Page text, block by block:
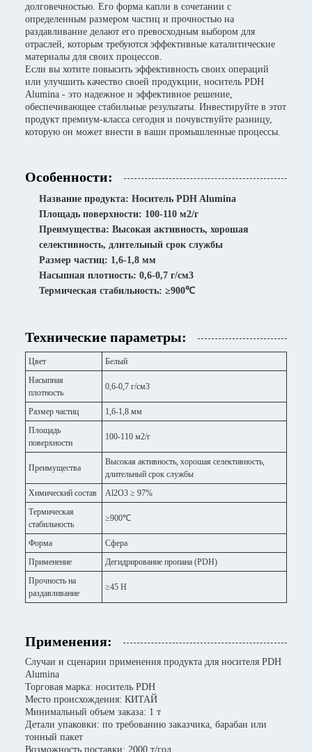
долговечностью. Его форма капли в сочетании с
определенным размером частиц и прочностью на
раздавливание делают его превосходным выбором для
отраслей, которым требуются эффективные каталитические
материалы для своих процессов.
Если вы хотите повысить эффективность своих операций
или улучшить качество своей продукции, носитель PDH
Alumina - это надежное и эффективное решение,
обеспечивающее стабильные результаты. Инвестируйте в этот
продукт премиум-класса сегодня и почувствуйте разницу,
которую он может внести в ваши промышленные процессы.
Особенности:
Название продукта: Носитель PDH Alumina
Площадь поверхности: 100-110 м2/г
Преимущества: Высокая активность, хорошая
селективность, длительный срок службы
Размер частиц: 1,6-1,8 мм
Насыпная плотность: 0,6-0,7 г/см3
Термическая стабильность: ≥900℃
Технические параметры:
Цвет
Белый
Насыпная
плотность
0,6-0,7 г/см3
Размер частиц
1,6-1,8 мм
Площадь
поверхности
100-110 м2/г
Преимущества
Высокая активность, хорошая селективность,
длительный срок службы
Химический состав
Al2O3 ≥ 97%
Термическая
стабильность
≥900℃
Форма
Сфера
Применение
Дегидрирование пропана (PDH)
Прочность на
раздавливание
≥45 Н
Применения:
Случаи и сценарии применения продукта для носителя PDH
Alumina
Торговая марка: носитель PDH
Место происхождения: КИТАЙ
Минимальный объем заказа: 1 т
Детали упаковки: по требованию заказчика, барабан или
тонный пакет
Возможность поставки: 2000 т/год